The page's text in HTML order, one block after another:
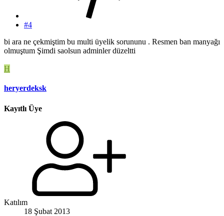
#4
bi ara ne çekmiştim bu multi üyelik sorununu . Resmen ban manyağı
olmuştum Şimdi saolsun adminler düzeltti
H
heryerdeksk
Kayıtlı Üye
Katılım
18 Şubat 2013